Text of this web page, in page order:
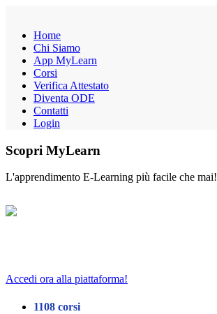
Home
Chi Siamo
App MyLearn
Corsi
Verifica Attestato
Diventa ODE
Contatti
Login
Scopri MyLearn
L'apprendimento E-Learning più facile che mai!
Accedi ora alla piattaforma!
1108 corsi